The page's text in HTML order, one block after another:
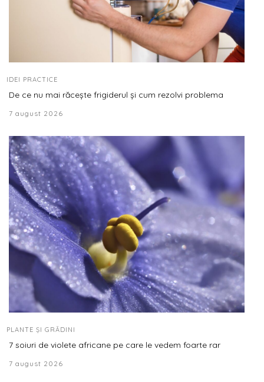
IDEI PRACTICE
De ce nu mai răcește frigiderul și cum rezolvi problema
7 august 2026
PLANTE ȘI GRĂDINI
7 soiuri de violete africane pe care le vedem foarte rar
7 august 2026